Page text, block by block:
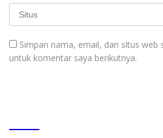
Simpan nama, email, dan situs web
untuk komentar saya berikutnya.